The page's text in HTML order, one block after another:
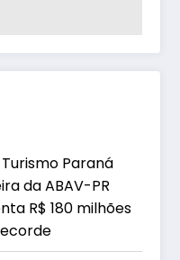
Paraná
da ABAV-PR
R$ 180 milhões